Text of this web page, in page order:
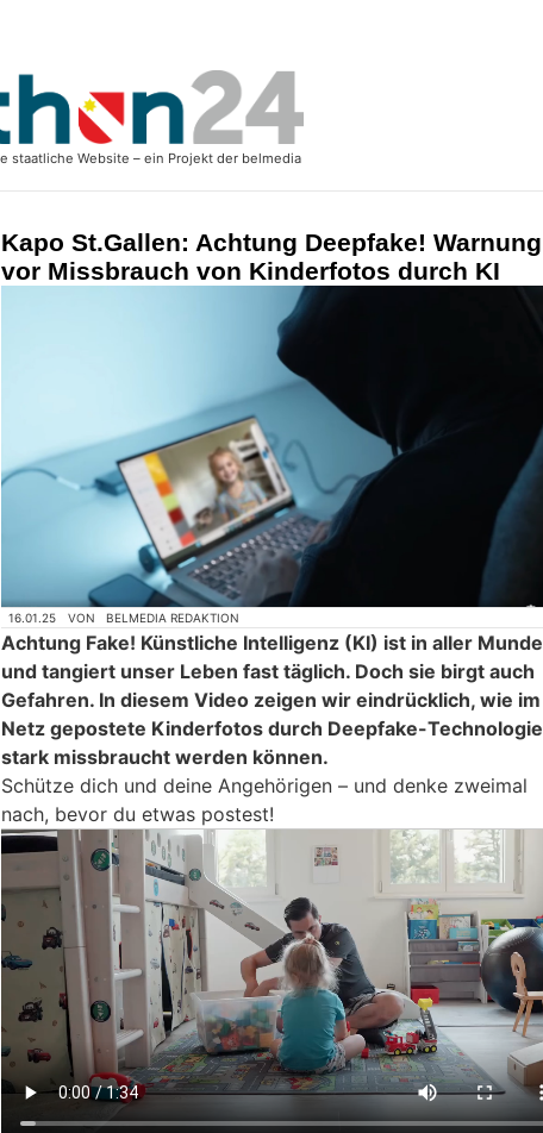
Kapo St.Gallen: Achtung Deepfake! Warnung
vor Missbrauch von Kinderfotos durch KI
16.01.25 VON BELMEDIA REDAKTION
Achtung Fake! Künstliche Intelligenz (KI) ist in aller Munde
und tangiert unser Leben fast täglich. Doch sie birgt auch
Gefahren. In diesem Video zeigen wir eindrücklich, wie im
Netz gepostete Kinderfotos durch Deepfake-Technologie
stark missbraucht werden können.
Schütze dich und deine Angehörigen – und denke zweimal
nach, bevor du etwas postest!